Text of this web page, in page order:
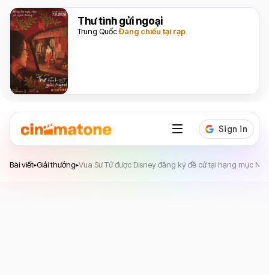
Thư tình gửi ngoại
Trung QuốcĐang chiếu tại rạp
Bài viết▸Giải thưởng▸Vua Sư Tử được Disney đăng ký đề cử tại hạng mục